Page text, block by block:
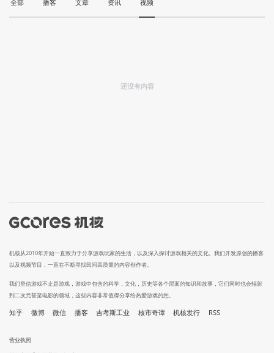
全部 播客 文章 资讯 视频
还没有内容
机核从2010年开始一直致力于分享游戏玩家的生活，以及深入探讨游戏相关的文化。我们开发原创的播客
以及视频节目，一直在不断寻找民间高质量的内容创作者。
我们坚信游戏不止是游戏，游戏中包含的科学，文化，历史等各个层面的知识和故事，它们同时也会辐射
到二次元甚至电影的领域，这些内容非常值得分享给热爱游戏的您。
知乎 微博 微信 播客 吉考斯工业 核市奇谭 机核发行 RSS
营业执照